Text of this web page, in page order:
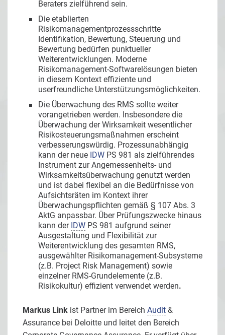
Beraters zielführend sein.
Die etablierten
Risikomanagementprozessschritte
Identifikation, Bewertung, Steuerung und
Bewertung bedürfen punktueller
Weiterentwicklungen. Moderne
Risikomanagement-Softwarelösungen bieten
in diesem Kontext effiziente und
userfreundliche Unterstützungsmöglichkeiten.
Die Überwachung des RMS sollte weiter
vorangetrieben werden. Insbesondere die
Überwachung der Wirksamkeit wesentlicher
Risikosteuerungsmaßnahmen erscheint
verbesserungswürdig. Prozessunabhängig
kann der neue IDW PS 981 als zielführendes
Instrument zur Angemessenheits- und
Wirksamkeitsüberwachung genutzt werden
und ist dabei flexibel an die Bedürfnisse von
Aufsichtsräten im Kontext ihrer
Überwachungspflichten gemäß § 107 Abs. 3
AktG anpassbar. Über Prüfungszwecke hinaus
kann der IDW PS 981 aufgrund seiner
Ausgestaltung und Flexibilität zur
Weiterentwicklung des gesamten RMS,
ausgewählter Risikomanagement-Subsysteme
(z.B. Project Risk Management) sowie
einzelner RMS-Grundelemente (z.B.
Risikokultur) effizient verwendet werden.
Markus Link ist Partner im Bereich Audit &
Assurance bei Deloitte und leitet den Bereich